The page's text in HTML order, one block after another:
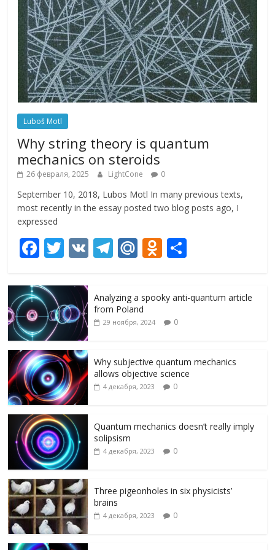
Luboš Motl
Why string theory is quantum
mechanics on steroids
26 февраля, 2025 LightCone 0
September 10, 2018, Lubos Motl In many previous texts,
most recently in the essay posted two blog posts ago, I
expressed
F
e
b
o
o
k
T
itt
er
V T
gr
a
M
R
u
O
n
o
kl
s
ni
р
и
т
Analyzing a spooky anti-quantum article
from Poland
29 ноября, 2024 0
Why subjective quantum mechanics
allows objective science
4 декабря, 2023 0
Quantum mechanics doesn’t really imply
solipsism
4 декабря, 2023 0
Three pigeonholes in six physicists’
brains
4 декабря, 2023 0